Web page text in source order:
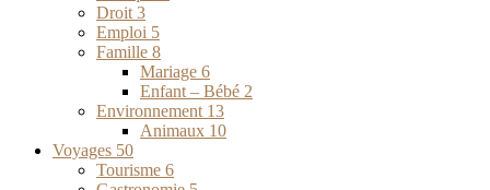
Droit 3
Emploi 5
Famille 8
Mariage 6
Enfant – Bébé 2
Environnement 13
Animaux 10
Voyages 50
Tourisme 6